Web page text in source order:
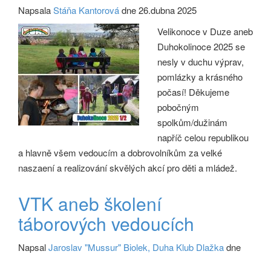
NapsalaStáňa Kantorovádne 26.dubna 2025
Velikonoce v Duze aneb
Duhokolinoce 2025 se
nesly v duchu výprav,
pomlázky a krásného
počasí! Děkujeme
pobočným
spolkům/dužinám
napříč celou republikou
a hlavně všem vedoucím a dobrovolníkům za velké
naszaení a realizování skvělých akcí pro děti a mládež.
VTK aneb školení
táborových vedoucích
NapsalJaroslav "Mussur" Biolek, Duha Klub Dlažkadne